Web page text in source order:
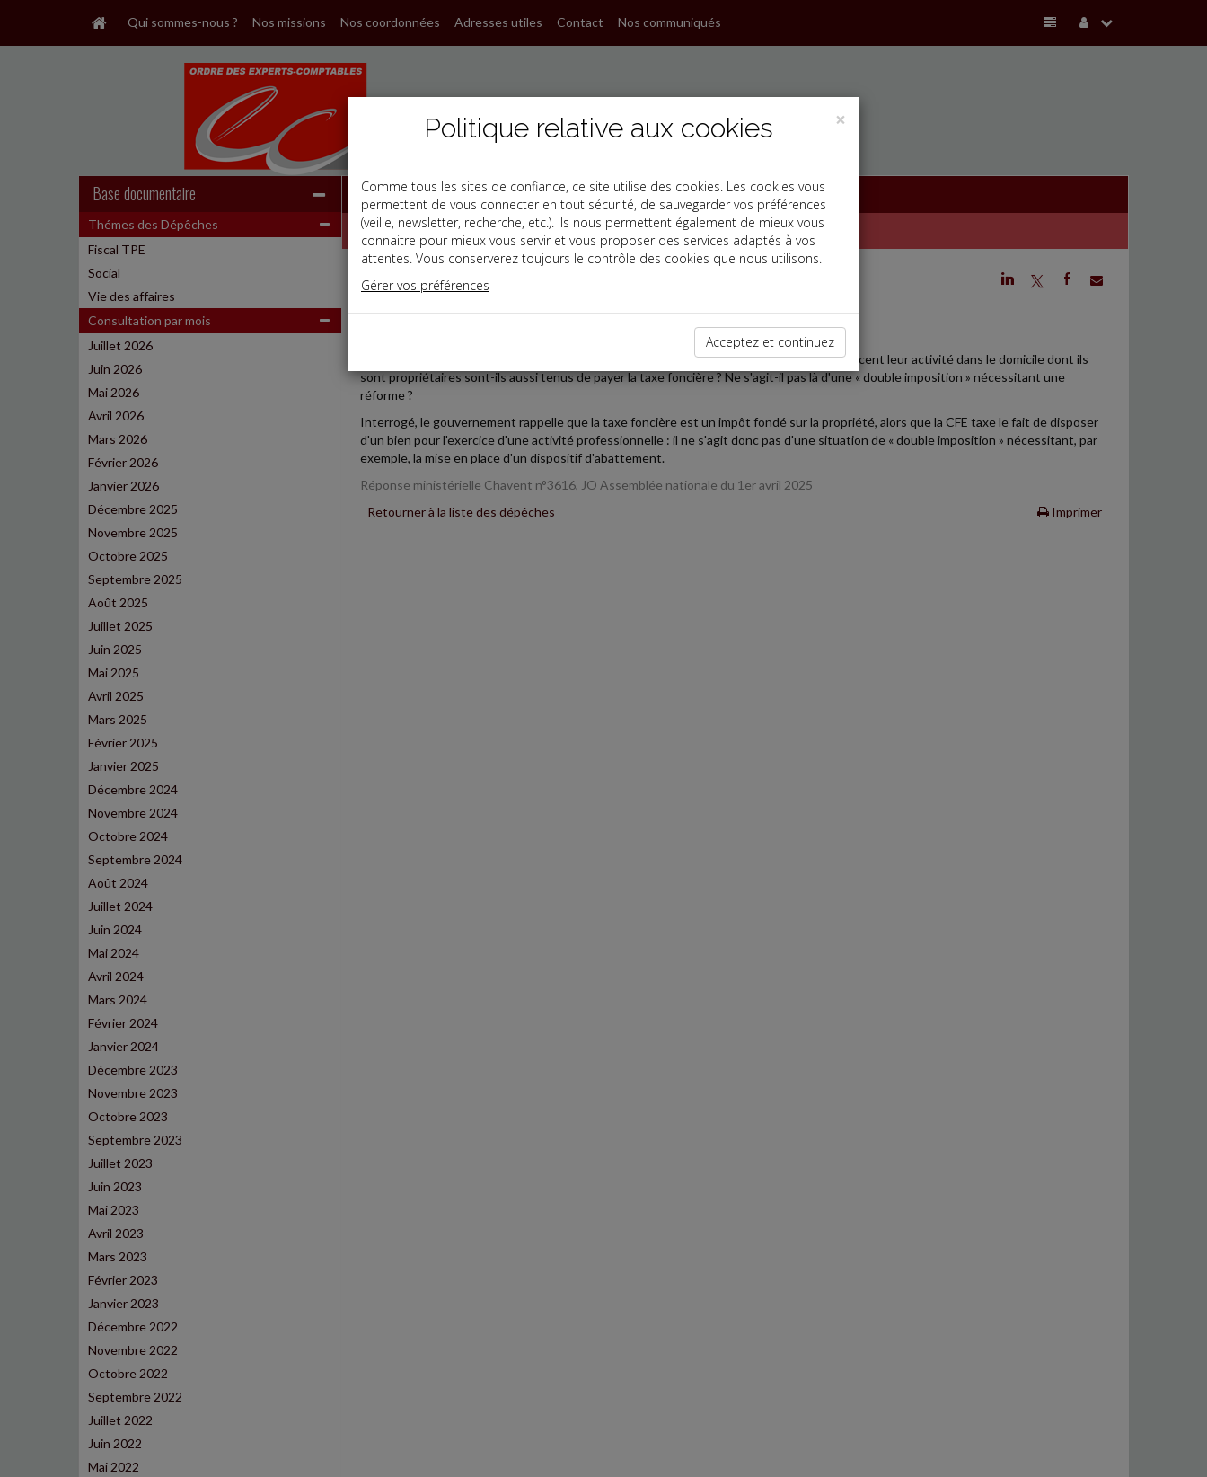
Qui sommes-nous ? Nos missions Nos coordonnées Adresses utiles Contact Nos communiqués
Base documentaire
Thémes des Dépêches
Fiscal TPE
Social
Vie des affaires
Consultation par mois
Juillet 2026
Juin 2026
Mai 2026
Avril 2026
Mars 2026
Février 2026
Janvier 2026
Décembre 2025
Novembre 2025
Octobre 2025
Septembre 2025
Août 2025
Juillet 2025
Juin 2025
Mai 2025
Avril 2025
Mars 2025
Février 2025
Janvier 2025
Décembre 2024
Novembre 2024
Octobre 2024
Septembre 2024
Août 2024
Juillet 2024
Juin 2024
Mai 2024
Avril 2024
Mars 2024
Février 2024
Janvier 2024
Décembre 2023
Novembre 2023
Octobre 2023
Septembre 2023
Juillet 2023
Juin 2023
Mai 2023
Avril 2023
Mars 2023
Février 2023
Janvier 2023
Décembre 2022
Novembre 2022
Octobre 2022
Septembre 2022
Juillet 2022
Juin 2022
Mai 2022
Dépêches
j a b
Date: 2025-09-26
MICRO-ENTREPRENEURS ET IMPÔTS FONCIERS
Les micro-entrepreneurs soumis à la cotisation foncière des entreprises (CFE) et qui exercent leur activité dans le domicile dont ils
sont propriétaires sont-ils aussi tenus de payer la taxe foncière ? Ne s'agit-il pas là d'une « double imposition » nécessitant une
réforme ?
Interrogé, le gouvernement rappelle que la taxe foncière est un impôt fondé sur la propriété, alors que la CFE taxe le fait de disposer
d'un bien pour l'exercice d'une activité professionnelle : il ne s'agit donc pas d'une situation de « double imposition » nécessitant, par
exemple, la mise en place d'un dispositif d'abattement.
Réponse ministérielle Chavent n°3616, JO Assemblée nationale du 1er avril 2025
Retourner à la liste des dépêches
Imprimer
×
Politique relative aux cookies
Comme tous les sites de confiance, ce site utilise des cookies. Les cookies vous
permettent de vous connecter en tout sécurité, de sauvegarder vos préférences
(veille, newsletter, recherche, etc.). Ils nous permettent également de mieux vous
connaitre pour mieux vous servir et vous proposer des services adaptés à vos
attentes. Vous conserverez toujours le contrôle des cookies que nous utilisons.
Gérer vos préférences
Acceptez et continuez